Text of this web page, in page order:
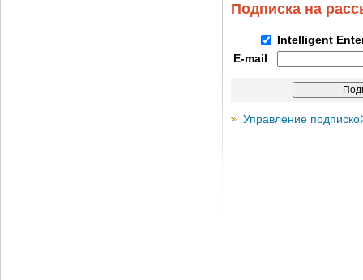
Подписка на
Intelligent
E-mail
Управление